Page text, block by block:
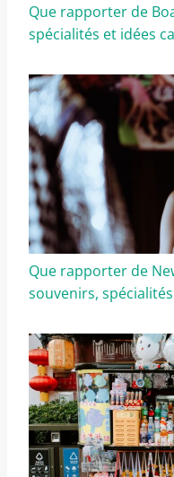
Que rapporter de
spécialités et idées
Que rapporter de
souvenirs,